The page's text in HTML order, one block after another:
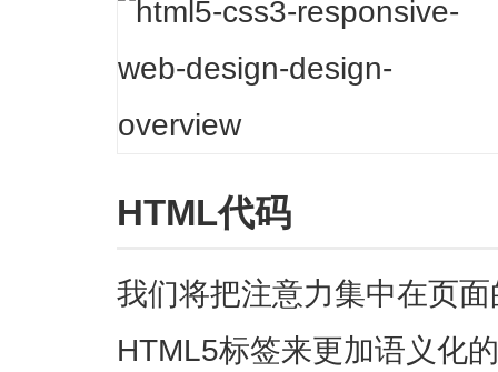
HTML代码
我们将把注意力集中在页
HTML5标签来更加语义化